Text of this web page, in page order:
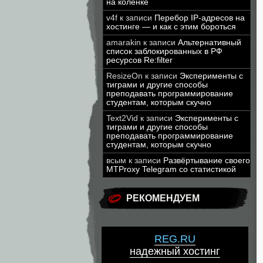
на коленке
v4f к записи Перебор IP-адресов на
хостинге — и как с этим бороться
amarakin к записи Альтернативный
список заблокированных в РФ
ресурсов Re:filter
ResizeOn к записи Эксперименты с
тиграми и другие способы
преподавать программирование
студентам, которым скучно
Text2Vid к записи Эксперименты с
тиграми и другие способы
преподавать программирование
студентам, которым скучно
всым к записи Развёртывание своего
MTProxy Telegram со статистикой
РЕКОМЕНДУЕМ
REG.RU
надежный хостинг